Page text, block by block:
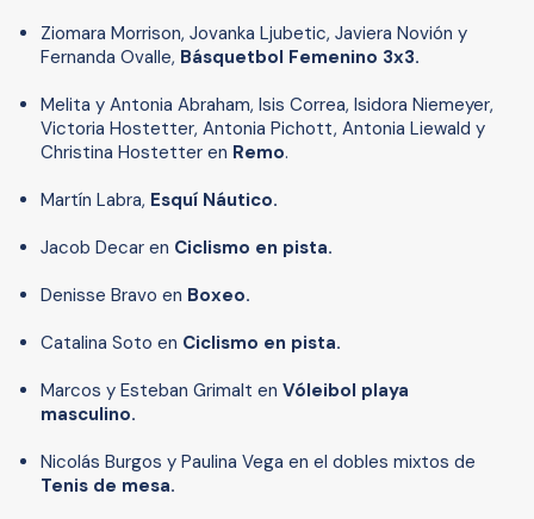
Ziomara Morrison, Jovanka Ljubetic, Javiera Novión y
Fernanda Ovalle, Básquetbol Femenino 3x3.
Melita y Antonia Abraham, Isis Correa, Isidora Niemeyer,
Victoria Hostetter, Antonia Pichott, Antonia Liewald y
Christina Hostetter en Remo.
Martín Labra, Esquí Náutico.
Jacob Decar en Ciclismo en pista.
Denisse Bravo en Boxeo.
Catalina Soto en Ciclismo en pista.
Marcos y Esteban Grimalt en Vóleibol playa
masculino.
Nicolás Burgos y Paulina Vega en el dobles mixtos de
Tenis de mesa.